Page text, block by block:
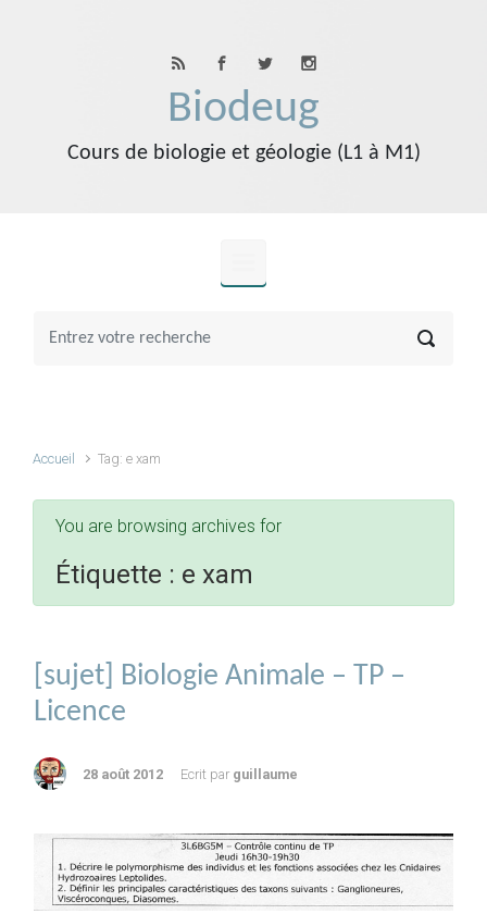
Biodeug
Cours de biologie et géologie (L1 à M1)
Accueil Tag: e xam
You are browsing archives for
Étiquette : e xam
[sujet] Biologie Animale – TP –
Licence
28 août 2012 Ecrit par guillaume